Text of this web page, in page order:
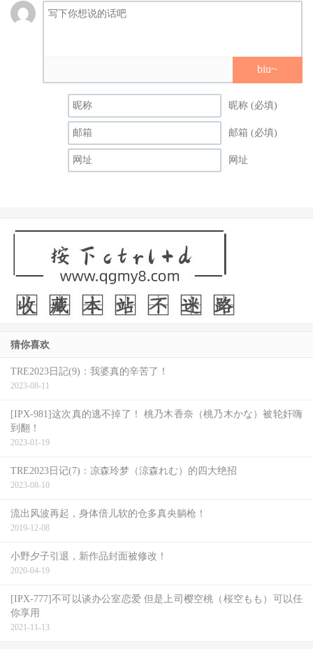
biu~
昵称 (必填)
邮箱 (必填)
网址
猜你喜欢
TRE2023日記(9)：我婆真的辛苦了！
2023-08-11
[IPX-981]这次真的逃不掉了！ 桃乃木香奈（桃乃木かな）被轮奸嗨
到翻！
2023-01-19
TRE2023日记(7)：凉森玲梦（涼森れむ）的四大绝招
2023-08-10
流出风波再起，身体倍儿软的仓多真央躺枪！
2019-12-08
小野夕子引退，新作品封面被修改！
2020-04-19
[IPX-777]不可以谈办公室恋爱 但是上司樱空桃（桜空もも）可以任
你享用
2021-11-13